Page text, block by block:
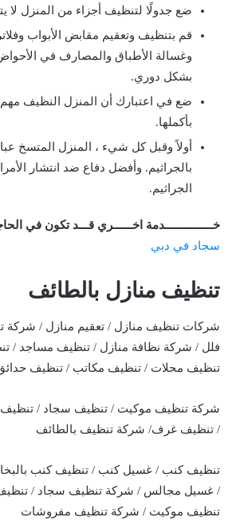
ضع جدولًا لتنظيف أجزاء من المنزل لا
قم بتنظيف وتعقيم مقابض الأبواب
وغسالة الأطباق والمصارف في
بشكل دوري.
ضع في اعتبارك أن المنزل النظيف
بأكملها.
أولاً وقبل كل شيء ، المنزل المتسخ
بالجراثيم. وأفضل دفاع ضد انتشار
الجراثيم.
خـــــــــــــــدمة اخــــــري قـــد تكون في
سجاد في دبي
تنظيف منازل بالطائف
شركات تنظيف منازل / تعقيم منازل /
فلل / شركة نظافة منازل / تنظيف مساجد /
تنظيف محلات / تنظيف مكاتب / تنظيف
شركة تنظيف موكيت / تنظيف سجاد /
/ تنظيف غرف/ شركة تنظيف بالطائف
تنظيف كنب / غسيل كنب / تنظيف كنب
/ غسيل مجالس / شركة تنظيف سجاد / تنظيف
تنظيف موكيت / شركة تنظيف مفروشات